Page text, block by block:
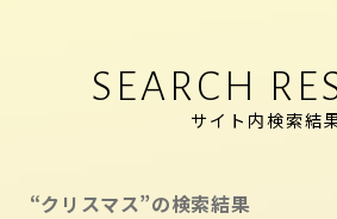
SEARCH
サイト内検索結
“クリスマス”の検索結果